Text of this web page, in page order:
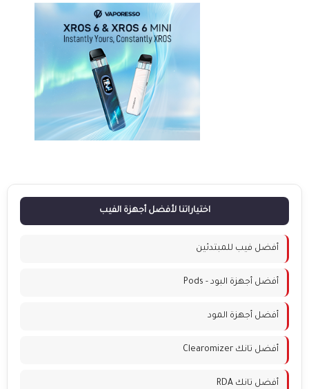
اختياراتنا لأفضل أجهزة الفيب
أفضل فيب للمبتدئين
أفضل أجهزة البود - Pods
أفضل أجهزة المود
أفضل تانك Clearomizer
أفضل تانك RDA